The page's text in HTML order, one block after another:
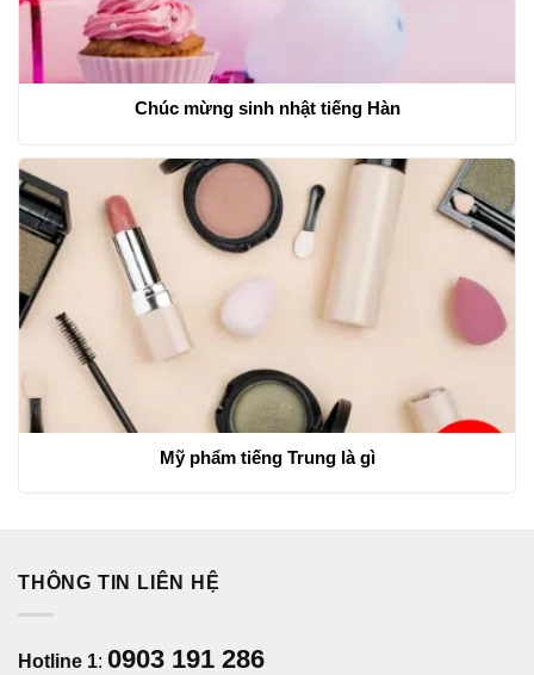
Chúc mừng sinh nhật tiếng Hàn
Mỹ phẩm tiếng Trung là gì
THÔNG TIN LIÊN HỆ
Hotline 1: 0903 191 286